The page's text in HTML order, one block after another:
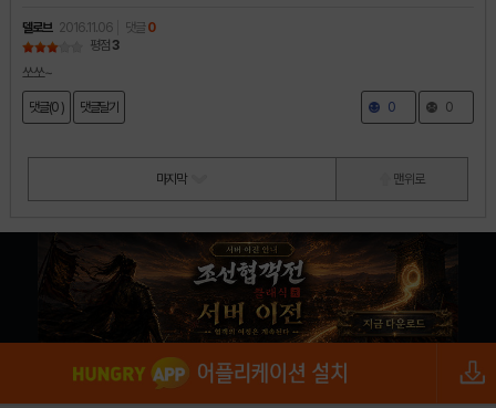
델로브 2016.11.06 댓글 0
평점 3
쏘쏘~
댓글(0 ) 댓글달기 0 0
마지막 맨 위로